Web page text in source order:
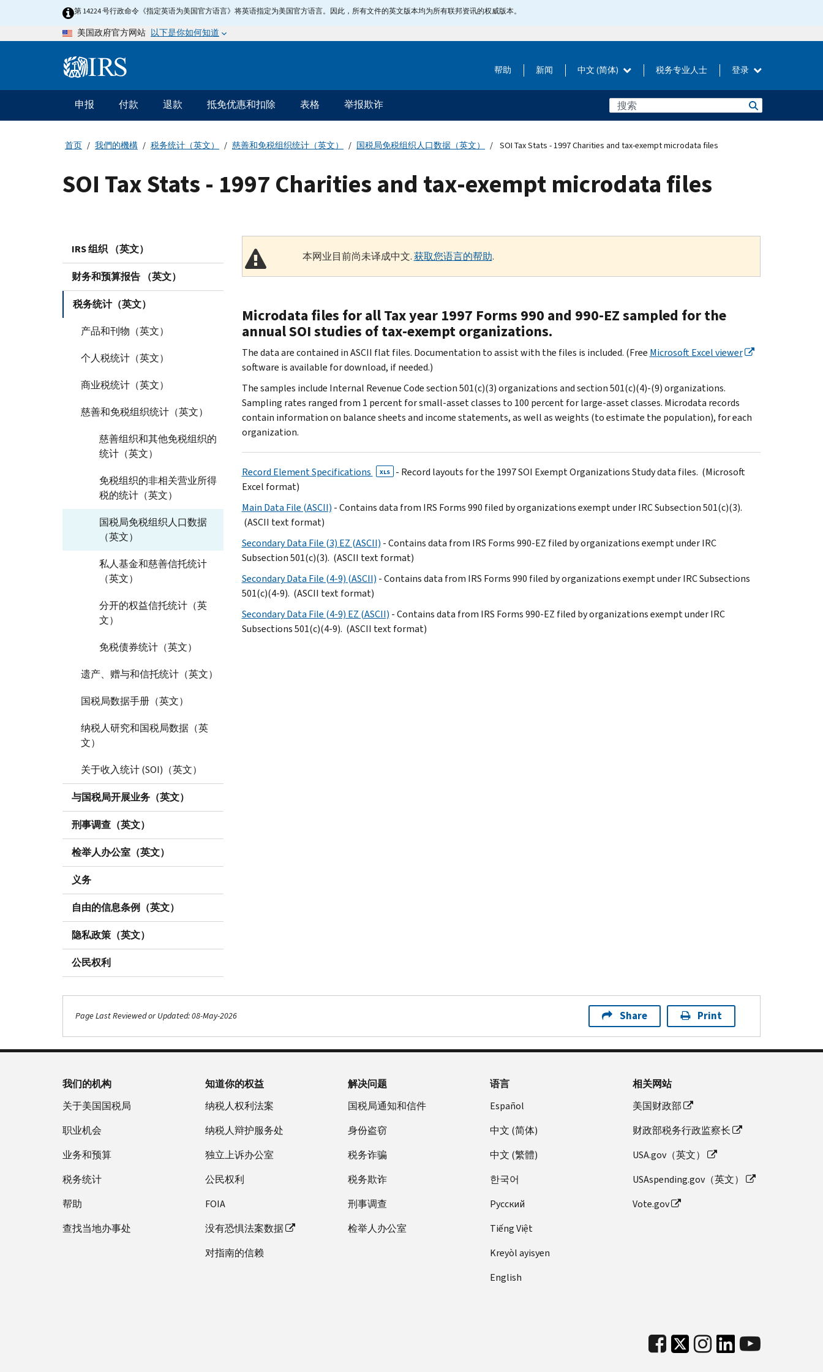
第 14224 号行政命令《指定英语为美国官方语言》将英语指定为美国官方语言。因此，所有文件的英文版本均为所有联邦资讯的权威版本。
美国政府官方网站 以下是你如何知道
Information 帮助 新闻 中文 (简体) 税务专业人士 登录
主
要
导
申报 付款 退款 抵免优惠和扣除 表格 举报欺诈
首页 我們的機構 税务统计（英文） 慈善和免税组织统计（英文） 国税局免税组织人口数据（英文） SOI Tax Stats - 1997 Charities and tax-exempt microdata files
SOI Tax Stats - 1997 Charities and tax-exempt microdata files
IRS 组织 （英文）
财务和预算报告 （英文）
税务统计（英文）
产品和刊物（英文）
个人税统计（英文）
商业税统计（英文）
慈善和免税组织统计（英文）
慈善组织和其他免税组织的
统计（英文）
免税组织的非相关营业所得
税的统计（英文）
国税局免税组织人口数据
（英文）
私人基金和慈善信托统计
（英文）
分开的权益信托统计（英
文）
免税债券统计（英文）
遗产、赠与和信托统计（英文）
国税局数据手册（英文）
纳税人研究和国税局数据（英
文）
关于收入统计 (SOI)（英文）
与国税局开展业务（英文）
刑事调查（英文）
检举人办公室（英文）
义务
自由的信息条例（英文）
隐私政策（英文）
公民权利
本网业目前尚未译成中文.获取您语言的帮助.
Microdata files for all Tax year 1997 Forms 990 and 990-EZ sampled for the
annual SOI studies of tax-exempt organizations.
The data are contained in ASCII flat files. Documentation to assist with the files is included. (Free Microsoft Excel viewer
software is available for download, if needed.)
The samples include Internal Revenue Code section 501(c)(3) organizations and section 501(c)(4)-(9) organizations.
Sampling rates ranged from 1 percent for small-asset classes to 100 percent for large-asset classes. Microdata records
contain information on balance sheets and income statements, as well as weights (to estimate the population), for each
organization.
Record Element Specifications XLS
- Record layouts for the 1997 SOI Exempt Organizations Study data files. (Microsoft
Excel format)
Main Data File (ASCII) - Contains data from IRS Forms 990 filed by organizations exempt under IRC Subsection 501(c)(3).
(ASCII text format)
Secondary Data File (3) EZ (ASCII) - Contains data from IRS Forms 990-EZ filed by organizations exempt under IRC
Subsection 501(c)(3). (ASCII text format)
Secondary Data File (4-9) (ASCII) - Contains data from IRS Forms 990 filed by organizations exempt under IRC Subsections
501(c)(4-9). (ASCII text format)
Secondary Data File (4-9) EZ (ASCII) - Contains data from IRS Forms 990-EZ filed by organizations exempt under IRC
Subsections 501(c)(4-9). (ASCII text format)
Page Last Reviewed or Updated: 08-May-2026 Share Print
我们的机构
关于美国国税局
职业机会
业务和预算
税务统计
帮助
查找当地办事处
知道你的权益
纳税人权利法案
纳税人辩护服务处
独立上诉办公室
公民权利
FOIA
没有恐惧法案数据
对指南的信赖
解决问题
国税局通知和信件
身份盗窃
税务诈骗
税务欺诈
刑事调查
检举人办公室
语言
Español
中文 (简体)
中文 (繁體)
한국어
Pусский
Tiếng Việt
Kreyòl ayisyen
English
相关网站
美国财政部
财政部税务行政监察长
USA.gov（英文）
USAspending.gov（英文）
Vote.gov